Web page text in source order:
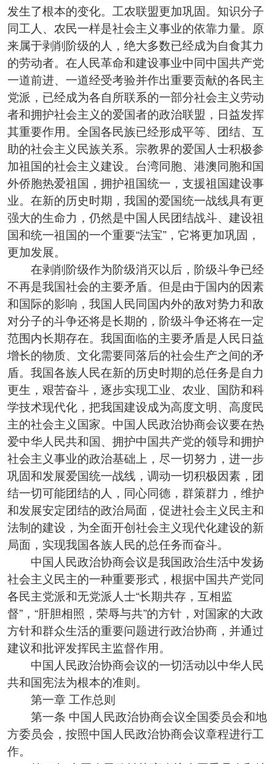
发生了根本的变化。工农联盟更加巩固。知识分子
同工人、农民一样是社会主义事业的依靠力量。原
来属于剥削阶级的人，绝大多数已经成为自食其力
的劳动者。在人民革命和建设事业中同中国共产党
一道前进、一道经受考验并作出重要贡献的各民主
党派，已经成为各自所联系的一部分社会主义劳动
者和拥护社会主义的爱国者的政治联盟，日益发挥
其重要作用。全国各民族已经形成平等、团结、互
助的社会主义民族关系。宗教界的爱国人士积极参
加祖国的社会主义建设。台湾同胞、港澳同胞和国
外侨胞热爱祖国，拥护祖国统一，支援祖国建设事
业。在新的历史时期，我国的爱国统一战线具有更
强大的生命力，仍然是中国人民团结战斗、建设祖
国和统一祖国的一个重要“法宝”，它将更加巩固，
更加发展。
在剥削阶级作为阶级消灭以后，阶级斗争已经
不再是我国社会的主要矛盾。但是由于国内的因素
和国际的影响，我国人民同国内外的敌对势力和敌
对分子的斗争还将是长期的，阶级斗争还将在一定
范围内长期存在。我国面临的主要矛盾是人民日益
增长的物质、文化需要同落后的社会生产之间的矛
盾。我国各族人民在新的历史时期的总任务是自力
更生，艰苦奋斗，逐步实现工业、农业、国防和科
学技术现代化，把我国建设成为高度文明、高度民
主的社会主义国家。中国人民政治协商会议要在热
爱中华人民共和国、拥护中国共产党的领导和拥护
社会主义事业的政治基础上，尽一切努力，进一步
巩固和发展爱国统一战线，调动一切积极因素，团
结一切可能团结的人，同心同德，群策群力，维护
和发展安定团结的政治局面，促进社会主义民主和
法制的建设，为全面开创社会主义现代化建设的新
局面，实现我国各族人民的总任务而奋斗。
中国人民政治协商会议是我国政治生活中发扬
社会主义民主的一种重要形式，根据中国共产党同
各民主党派和无党派人士“长期共存，互相监
督”，“肝胆相照，荣辱与共”的方针，对国家的大政
方针和群众生活的重要问题进行政治协商，并通过
建议和批评发挥民主监督作用。
中国人民政治协商会议的一切活动以中华人民
共和国宪法为根本的准则。
第一章 工作总则
第一条 中国人民政治协商会议全国委员会和地
方委员会，按照中国人民政治协商会议章程进行工
作。